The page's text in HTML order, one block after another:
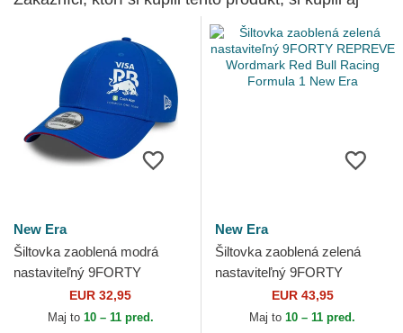
New Era
Šiltovka zaoblená modrá
nastaviteľný 9FORTY
Flawless Racing Bulls F1
Team Formula 1 New Era
EUR 32,95
Maj to 10 – 11 pred.
New Era
Šiltovka zaoblená zelená
nastaviteľný 9FORTY
REPREVE Wordmark Red
Bull Racing Formula 1 New
EUR 43,95
Maj to 10 – 11 pred.